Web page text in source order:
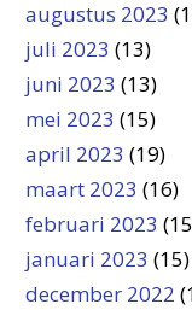
augustus 2023
juli 2023 (13)
juni 2023 (13)
mei 2023 (15)
april 2023 (19)
maart 2023 (16)
februari 2023
januari 2023 (15)
december 2022